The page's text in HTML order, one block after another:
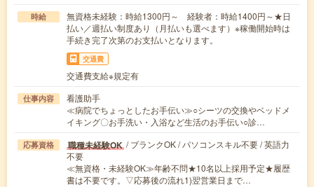
時給
無資格未経験：時給1300円～ 経験者：時給1400円～★日
払い／週払い制度あり（月払いも選べます）※稼働開始時は
手続き完了次第のお支払いとなります。
交通費
交通費支給※規定有
仕事内容
看護助手
≪病院でちょっとしたお手伝い≫○シーツの交換やベッドメ
イキング〇お手洗い・入浴など生活のお手伝い○診…
応募資格 職種未経験OK / ブランクOK / パソコンスキル不要 / 英語力
不要
≪無資格・未経験OK≫年齢不問★10名以上採用予定★履歴
書は不要です。▽応募後の流れ1)翌営業日まで…